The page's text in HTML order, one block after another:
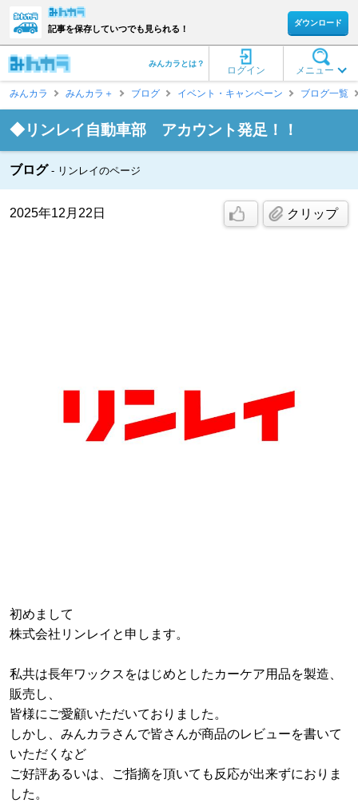
記事を保存していつでも見られる！
ダウンロード
メニュー
ログイン
みんカラとは？
みんカラ みんカラ＋ ブログ イベント・キャンペーン ブログ一覧
◆リンレイ自動車部 アカウント発足！！
ブログ リンレイのページ
2025年12月22日 クリップ
初めまして
株式会社リンレイと申します。
私共は長年ワックスをはじめとしたカーケア用品を製造、
販売し、
皆様にご愛顧いただいておりました。
しかし、みんカラさんで皆さんが商品のレビューを書いて
いただくなど
ご好評あるいは、ご指摘を頂いても反応が出来ずにおりま
した。